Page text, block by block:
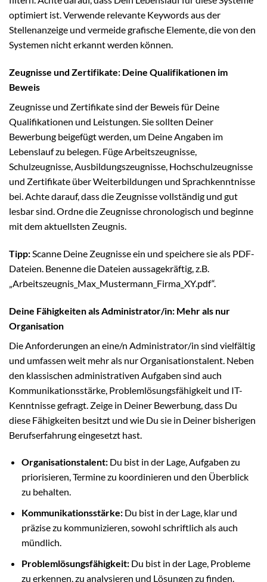
optimiert ist. Verwende relevante Keywords aus der
Stellenanzeige und vermeide grafische Elemente, die von den
Systemen nicht erkannt werden können.
Zeugnisse und Zertifikate: Deine Qualifikationen im
Beweis
Zeugnisse und Zertifikate sind der Beweis für Deine
Qualifikationen und Leistungen. Sie sollten Deiner
Bewerbung beigefügt werden, um Deine Angaben im
Lebenslauf zu belegen. Füge Arbeitszeugnisse,
Schulzeugnisse, Ausbildungszeugnisse, Hochschulzeugnisse
und Zertifikate über Weiterbildungen und Sprachkenntnisse
bei. Achte darauf, dass die Zeugnisse vollständig und gut
lesbar sind. Ordne die Zeugnisse chronologisch und beginne
mit dem aktuellsten Zeugnis.
Tipp:Scanne Deine Zeugnisse ein und speichere sie als PDF-
Dateien. Benenne die Dateien aussagekräftig, z.B.
„Arbeitszeugnis_Max_Mustermann_Firma_XY.pdf“.
Deine Fähigkeiten als Administrator/in: Mehr als nur
Organisation
Die Anforderungen an eine/n Administrator/in sind vielfältig
und umfassen weit mehr als nur Organisationstalent. Neben
den klassischen administrativen Aufgaben sind auch
Kommunikationsstärke, Problemlösungsfähigkeit und IT-
Kenntnisse gefragt. Zeige in Deiner Bewerbung, dass Du
diese Fähigkeiten besitzt und wie Du sie in Deiner bisherigen
Berufserfahrung eingesetzt hast.
Organisationstalent:Du bist in der Lage, Aufgaben zu
priorisieren, Termine zu koordinieren und den Überblick
zu behalten.
Kommunikationsstärke:Du bist in der Lage, klar und
präzise zu kommunizieren, sowohl schriftlich als auch
mündlich.
Problemlösungsfähigkeit:Du bist in der Lage, Probleme
zu erkennen, zu analysieren und Lösungen zu finden.